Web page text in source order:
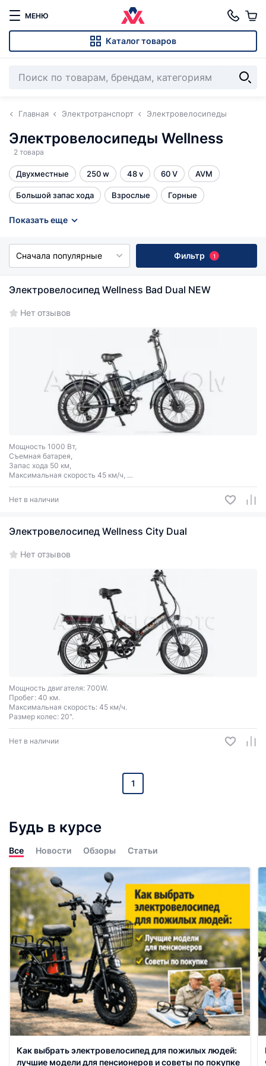
МЕНЮ
Каталог товаров
Главная Электротранспорт Электровелосипеды
Электровелосипеды Wellness
2 товара
Двухместные 250 w 48 v 60 V AVM
Большой запас хода Взрослые Горные
Для пожилых
Права не нужны Складные Трехколесные
Показать еще
Сначала популярные Фильтр 1
Электровелосипед Wellness Bad Dual NEW
Нет отзывов
Мощность 1000 Вт,
Съемная батарея,
Запас хода 50 км,
Максимальная скорость 45 км/ч,
Размер колес 20"х4.0
Нет в наличии
Электровелосипед Wellness City Dual
Нет отзывов
Мощность двигателя: 700W.
Пробег: 40 км.
Максимальная скорость: 45 км/ч.
Размер колес: 20".
Нет в наличии
1
Будь в курсе
Все Новости Обзоры Статьи
Как выбрать электровелосипед для пожилых людей:
лучшие модели для пенсионеров и советы по покупке